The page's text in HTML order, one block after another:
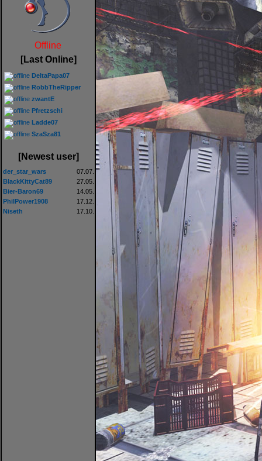
Offline
[Last Online]
DeltaPapa07
RobbTheRipper
zwantE
Pfretzschi
Ladde07
SzaSza81
[Newest user]
der_star_wars
07.07.
BlackKittyCat89
27.05.
Bier-Baron69
14.05.
PhilPower1908
17.12.
Niseth
17.10.